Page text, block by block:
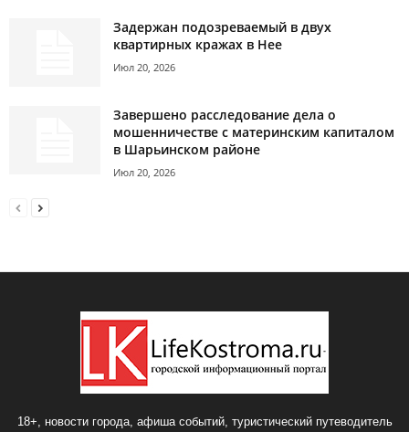
Задержан подозреваемый в двух
квартирных кражах в Нее
Июл 20, 2026
Завершено расследование дела о
мошенничестве с материнским капиталом
в Шарьинском районе
Июл 20, 2026
18+, новости города, афиша событий, туристический путеводитель